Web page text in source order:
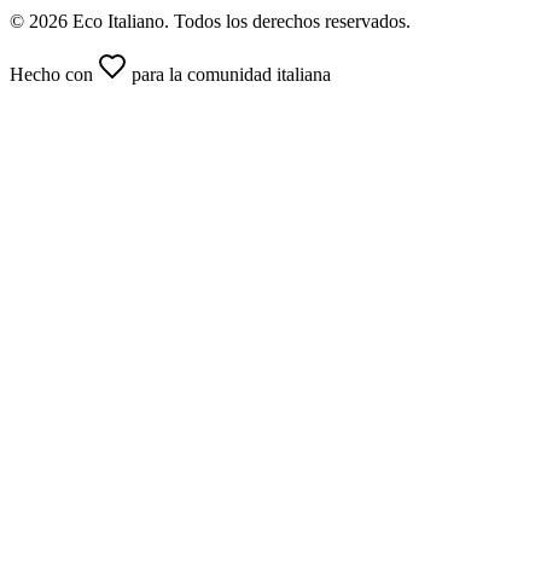
© 2026 Eco Italiano. Todos los derechos reservados.
Hecho con para la comunidad italiana